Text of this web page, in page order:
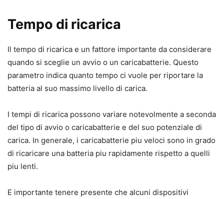
Tempo di ricarica
Il tempo di ricarica e un fattore importante da considerare
quando si sceglie un avvio o un caricabatterie. Questo
parametro indica quanto tempo ci vuole per riportare la
batteria al suo massimo livello di carica.
I tempi di ricarica possono variare notevolmente a seconda
del tipo di avvio o caricabatterie e del suo potenziale di
carica. In generale, i caricabatterie piu veloci sono in grado
di ricaricare una batteria piu rapidamente rispetto a quelli
piu lenti.
E importante tenere presente che alcuni dispositivi